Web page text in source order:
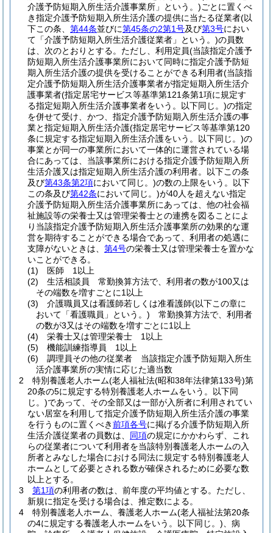
介護予防短期入所生活介護事業所」という。)ごとに置くべ
き指定介護予防短期入所生活介護の提供に当たる従業者(以
下この条、 第44条並びに第45条の2第1号及び第3号におい
て「介護予防短期入所生活介護従業者」という。)の員数
は、次のとおりとする。 ただし、利用定員(当該指定介護予
防短期入所生活介護事業所において同時に指定介護予防短
期入所生活介護の提供を受けることができる利用者(当該指
定介護予防短期入所生活介護事業者が指定短期入所生活介
護事業者(指定居宅サービス等基準第121条第1項に規定す
る指定短期入所生活介護事業者をいう。以下同じ。)の指定
を併せて受け、かつ、指定介護予防短期入所生活介護の事
業と指定短期入所生活介護(指定居宅サービス等基準第120
条に規定する指定短期入所生活介護をいう。以下同じ。)の
事業とが同一の事業所において一体的に運営されている場
合にあっては、当該事業所における指定介護予防短期入所
生活介護又は指定短期入所生活介護の利用者。以下この条
及び第43条第2項において同じ。)の数の上限をいう。以下
この条及び第42条において同じ。)が40人を超えない指定
介護予防短期入所生活介護事業所にあっては、他の社会福
祉施設等の栄養士又は管理栄養士との連携を図ることによ
り当該指定介護予防短期入所生活介護事業所の効果的な運
営を期待することができる場合であって、利用者の処遇に
支障がないときは、 第4号の栄養士又は管理栄養士を置かな
いことができる。
(1)
医師 1以上
(2)
生活相談員 常勤換算方法で、利用者の数が100又は
その端数を増すごとに1以上
(3)
介護職員又は看護師若しくは准看護師(以下この章に
おいて「看護職員」という。) 常勤換算方法で、利用者
の数が3又はその端数を増すごとに1以上
(4)
栄養士又は管理栄養士 1以上
(5)
機能訓練指導員 1以上
(6)
調理員その他の従業者 当該指定介護予防短期入所生
活介護事業所の実情に応じた適当数
2
特別養護老人ホーム(老人福祉法(昭和38年法律第133号)第
20条の5に規定する特別養護老人ホームをいう。以下同
じ。)であって、その全部又は一部が入所者に利用されてい
ない居室を利用して指定介護予防短期入所生活介護の事業
を行うものに置くべき前項各号に掲げる介護予防短期入所
生活介護従業者の員数は、 同項の規定にかかわらず、これ
らの従業者について利用者を当該特別養護老人ホームの入
所者とみなした場合における同法に規定する特別養護老人
ホームとして必要とされる数が確保されるために必要な数
以上とする。
3
第1項の利用者の数は、前年度の平均値とする。 ただし、
新規に指定を受ける場合は、推定数による。
4
特別養護老人ホーム、養護老人ホーム(老人福祉法第20条
の4に規定する養護老人ホームをいう。以下同じ。) 、病